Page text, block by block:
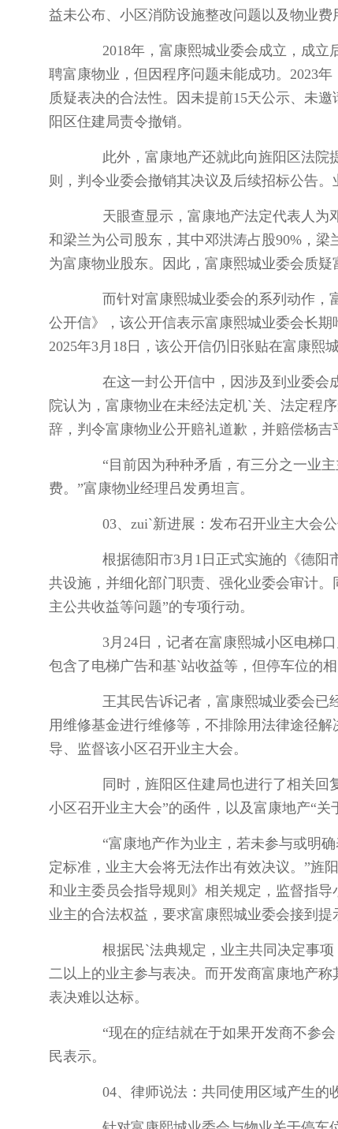
益未公布、小区消防设施整改问题以及物业费
2018年，富康熙城业委会成立，成立
聘富康物业，但因程序问题未能成功。2023
质疑表决的合法性。因未提前15天公示、未
阳区住建局责令撤销。
此外，富康地产还就此向旌阳区法院
则，判令业委会撤销其决议及后续招标公告
天眼查显示，富康地产法定代表人为
和梁兰为公司股东，其中邓洪涛占股90%，
为富康物业股东。因此，富康熙城业委会质疑
而针对富康熙城业委会的系列动作，富
公开信》，该公开信表示富康熙城业委会长
2025年3月18日，该公开信仍旧张贴在富康熙
在这一封公开信中，因涉及到业委会
院认为，富康物业在未经法定机`关、法定程
辞，判令富康物业公开赔礼道歉，并赔偿杨吉
“目前因为种种矛盾，有三分之一业主
费。”富康物业经理吕发勇坦言。
03、zui`新进展：发布召开业主大会公
根据德阳市3月1日正式实施的《德阳
共设施，并细化部门职责、强化业委会审计
主公共收益等问题”的专项行动。
3月24日，记者在富康熙城小区电梯口
包含了电梯广告和基`站收益等，但停车位的相
王其民告诉记者，富康熙城业委会已
用维修基金进行维修等，不排除用法律途径
导、监督该小区召开业主大会。
同时，旌阳区住建局也进行了相关回
小区召开业主大会”的函件，以及富康地产“关
“富康地产作为业主，若未参与或明确
定标准，业主大会将无法作出有效决议。”旌
和业主委员会指导规则》相关规定，监督指
业主的合法权益，要求富康熙城业委会接到
根据民`法典规定，业主共同决定事项
二以上的业主参与表决。而开发商富康地产
表决难以达标。
“现在的症结就在于如果开发商不参会
民表示。
04、律师说法：共同使用区域产生的